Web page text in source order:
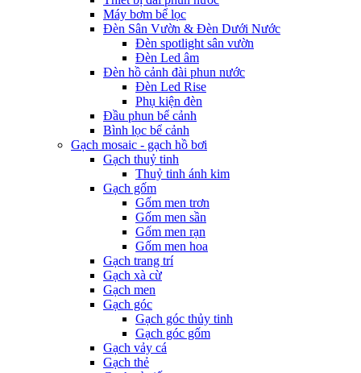
Máy bơm bể lọc
Đèn Sân Vườn & Đèn Dưới Nước
Đèn spotlight sân vườn
Đèn Led âm
Đèn hồ cảnh đài phun nước
Đèn Led Rise
Phụ kiện đèn
Đầu phun bể cảnh
Bình lọc bể cảnh
Gạch mosaic - gạch hồ bơi
Gạch thuỷ tinh
Thuỷ tinh ánh kim
Gạch gốm
Gốm men trơn
Gốm men sần
Gốm men rạn
Gốm men hoa
Gạch trang trí
Gạch xà cừ
Gạch men
Gạch góc
Gạch góc thủy tinh
Gạch góc gốm
Gạch vảy cá
Gạch thẻ